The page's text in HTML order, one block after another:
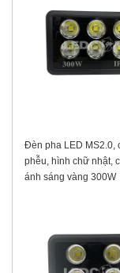
Đèn pha LED MS2.0,
phễu, hình chữ nhật,
ánh sáng vàng 300W